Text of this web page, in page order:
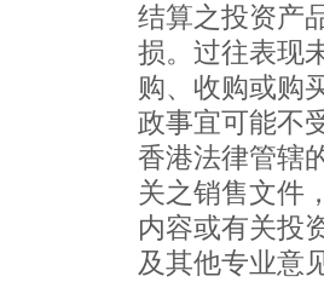
结算之投资产
损。过往表现
购、收购或购
政事宜可能不
香港法律管辖
关之销售文件
内容或有关投
及其他专业意